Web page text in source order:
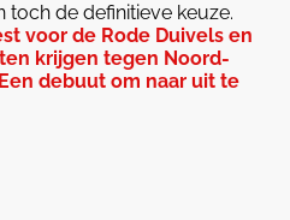
toch de definitieve keuze.
voor de Rode Duivels en
krijgen tegen Noord-
debuut om naar uit te